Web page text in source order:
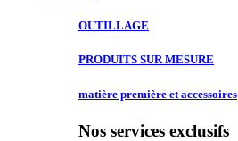
OUTILLAGE
PRODUITS SURMESURE
matière première et accessoires
Nos services exclusifs